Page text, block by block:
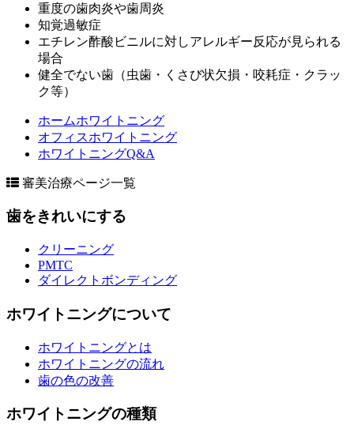
重度の歯肉炎や歯周炎
知覚過敏症
エチレン酢酸ビニルに対しアレルギー反応が見られる
場合
健全でない歯（虫歯・くさび状欠損・咬耗症・クラッ
ク等）
ホームホワイトニング
オフィスホワイトニング
ホワイトニングQ&A
審美治療ページ一覧
歯をきれいにする
クリーニング
PMTC
ダイレクトボンディング
ホワイトニングについて
ホワイトニングとは
ホワイトニングの流れ
歯の色の改善
ホワイトニングの種類